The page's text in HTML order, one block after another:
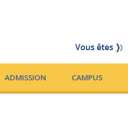
ADMISSION CAMPUS